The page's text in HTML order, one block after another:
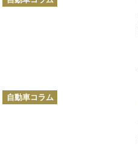
テ
カ
テ
自動車コラム